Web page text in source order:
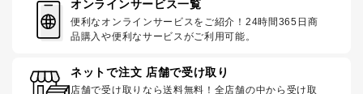
オンラインサービス一覧
便利なオンラインサービスをご紹介！24時間365日商
品購入や便利なサービスがご利用可能。
ネットで注文 店舗で受け取り
店舗で受け取りなら送料無料！全店舗の中から受け取